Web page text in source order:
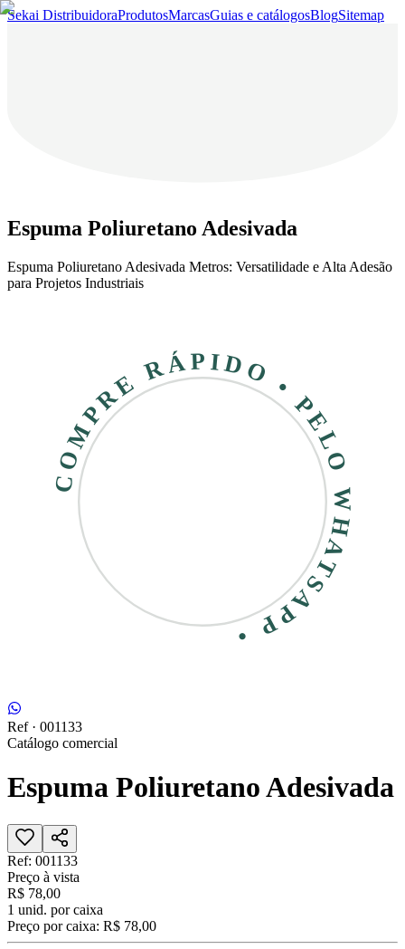
Sekai DistribuidoraProdutosMarcasGuias e catálogosBlogSitemap
Espuma Poliuretano Adesivada
Espuma Poliuretano Adesivada Metros: Versatilidade e Alta Adesão
para Projetos Industriais
COMPRE RÁPIDO • PELO WHATSAPP •
Ref · 001133
Catálogo comercial
Espuma Poliuretano Adesivada
Ref: 001133
Preço à vista
R$ 78,00
1 unid. por caixa
Preço por caixa: R$ 78,00